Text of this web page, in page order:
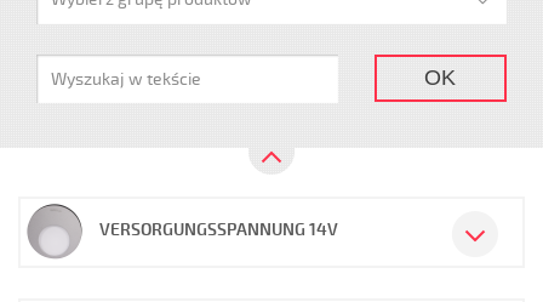
OK
VERSORGUNGSSPANNUNG 14V